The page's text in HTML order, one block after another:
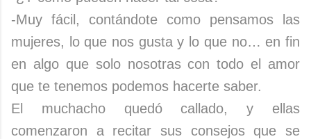
-Muy fácil, contándote como pensamos las
mujeres, lo que nos gusta y lo que no… en fin
en algo que solo nosotras con todo el amor
que te tenemos podemos hacerte saber.
El muchacho quedó callado, y ellas
comenzaron a recitar sus consejos que se